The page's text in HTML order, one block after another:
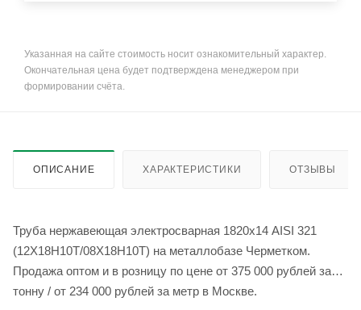
Указанная на сайте стоимость носит ознакомительный характер.
Окончательная цена будет подтверждена менеджером при
формировании счёта.
ОПИСАНИЕ ХАРАКТЕРИСТИКИ ОТЗЫВЫ
Труба нержавеющая электросварная 1820х14 AISI 321
(12Х18Н10Т/08Х18Н10Т) на металлобазе Черметком.
Продажа оптом и в розницу по цене от 375 000 рублей за
тонну / от 234 000 рублей за метр в Москве.